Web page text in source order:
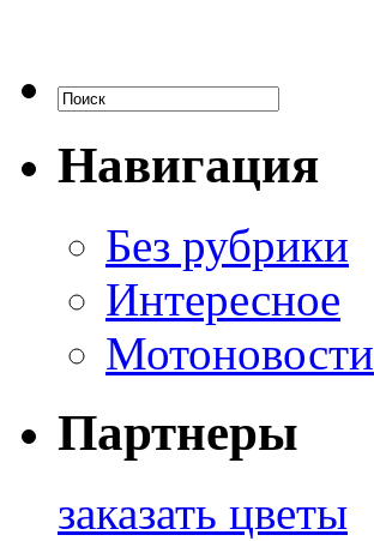
Навигация
Без рубрики
Интересное
Мотоновости
Партнеры
заказать цветы